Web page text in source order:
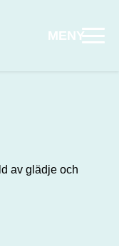
MENY